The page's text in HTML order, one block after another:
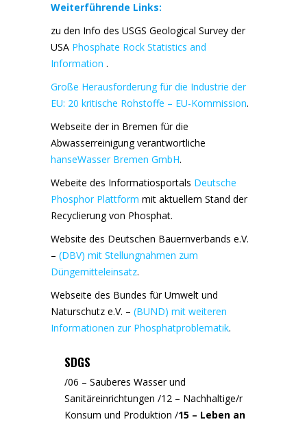
Weiterführende Links:
zu den Info des USGS Geological Survey der
USA Phosphate Rock Statistics and
Information .
Große Herausforderung für die Industrie der
EU: 20 kritische Rohstoffe – EU-Kommission.
Webseite der in Bremen für die
Abwasserreinigung verantwortliche
hanseWasser Bremen GmbH.
Webeite des Informatiosportals Deutsche
Phosphor Plattform mit aktuellem Stand der
Recyclierung von Phosphat.
Website des Deutschen Bauernverbands e.V.
– (DBV) mit Stellungnahmen zum
Düngemitteleinsatz.
Webseite des Bundes für Umwelt und
Naturschutz e.V. – (BUND) mit weiteren
Informationen zur Phosphatproblematik.
SDGS
/06 – Sauberes Wasser und
Sanitäreinrichtungen /12 – Nachhaltige/r
Konsum und Produktion /15 – Leben an